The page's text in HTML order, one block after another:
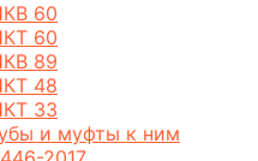
60
60
89
48
33
и муфты к ним